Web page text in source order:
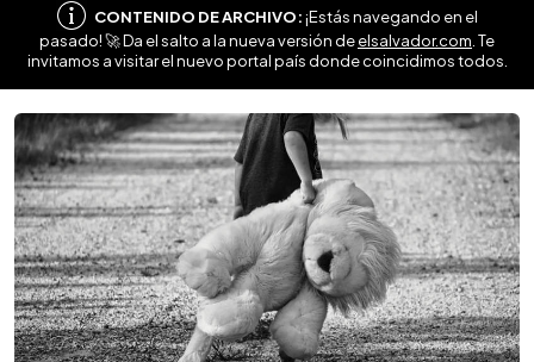
CONTENIDO DE ARCHIVO:¡Estás navegando en el
pasado! 🚀 Da el salto a la nueva versión deelsalvador.com . Te
invitamos a visitar el nuevo portal país donde coincidimos todos.